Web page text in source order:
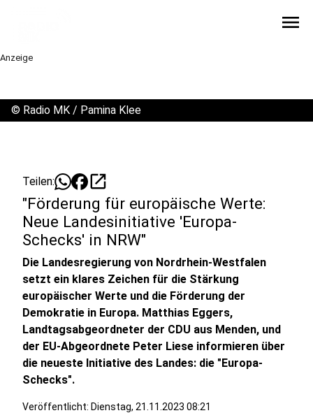
menu
Anzeige
© Radio MK / Pamina Klee
Teilen: open_in_new
"Förderung für europäische Werte:
Neue Landesinitiative 'Europa-
Schecks' in NRW"
Die Landesregierung von Nordrhein-Westfalen
setzt ein klares Zeichen für die Stärkung
europäischer Werte und die Förderung der
Demokratie in Europa. Matthias Eggers,
Landtagsabgeordneter der CDU aus Menden, und
der EU-Abgeordnete Peter Liese informieren über
die neueste Initiative des Landes: die "Europa-
Schecks".
Veröffentlicht: Dienstag, 21.11.2023 08:21